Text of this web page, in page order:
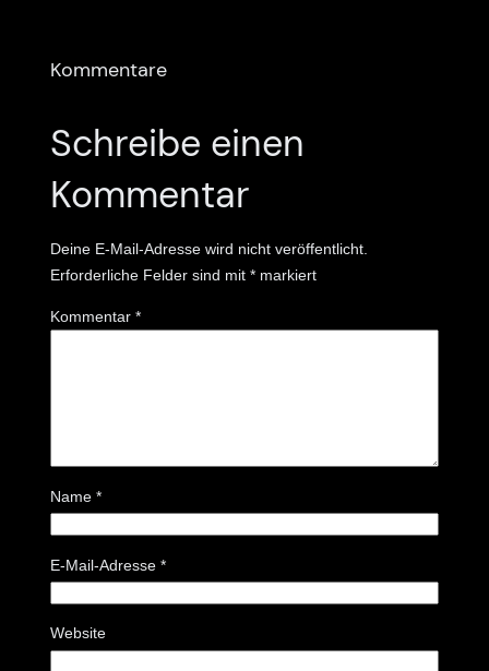
Kommentare
Schreibe einen
Kommentar
Deine E-Mail-Adresse wird nicht veröffentlicht.
Erforderliche Felder sind mit * markiert
Kommentar *
Name *
E-Mail-Adresse *
Website